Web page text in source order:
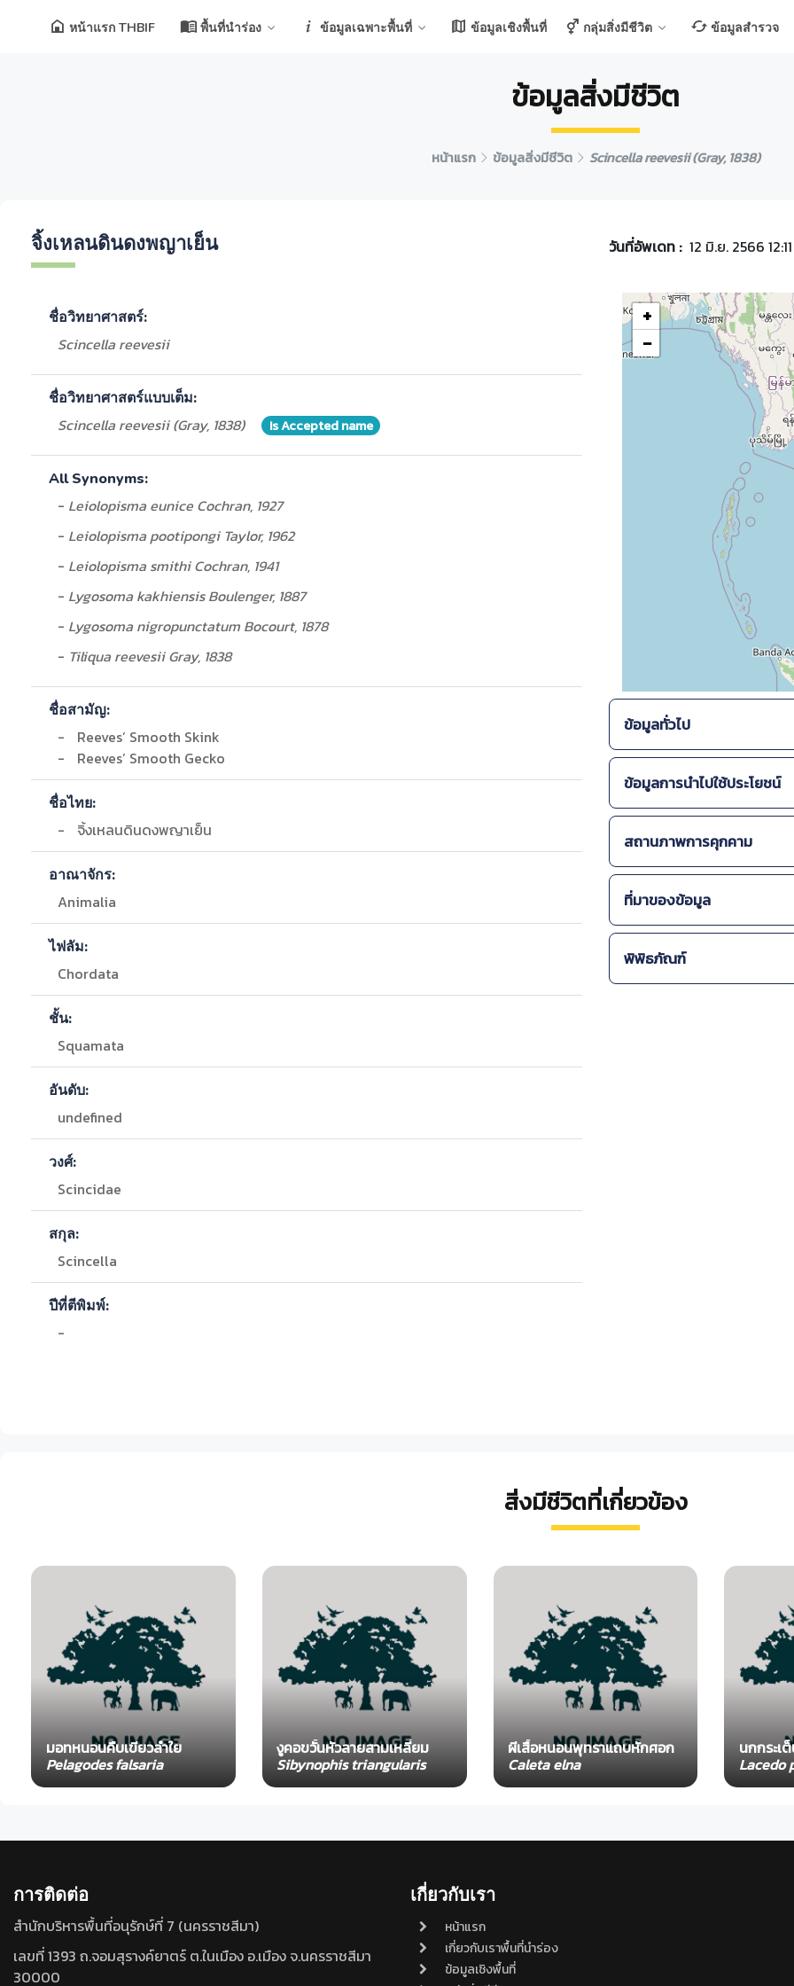
หน้าแรก THBIF พื้นที่นำร่อง ข้อมูลเฉพาะพื้นที่ ข้อมูลเชิงพื้นที่ กลุ่มสิ่งมีชีวิต ข้อมูลสำรวจ
ข้อมูลสิ่งมีชีวิต
หน้าแรก ข้อมูลสิ่งมีชีวิต Scincella reevesii (Gray, 1838)
จิ้งเหลนดินดงพญาเย็น
ชื่อวิทยาศาสตร์:
Scincella reevesii
ชื่อวิทยาศาสตร์แบบเต็ม:
Scincella reevesii (Gray, 1838) Is Accepted name
All Synonyms:
- Leiolopisma eunice Cochran, 1927
- Leiolopisma pootipongi Taylor, 1962
- Leiolopisma smithi Cochran, 1941
- Lygosoma kakhiensis Boulenger, 1887
- Lygosoma nigropunctatum Bocourt, 1878
- Tiliqua reevesii Gray, 1838
ชื่อสามัญ:
-
Reeves’ Smooth Skink
-
Reeves’ Smooth Gecko
ชื่อไทย:
- จิ้งเหลนดินดงพญาเย็น
อาณาจักร:
Animalia
ไฟลัม:
Chordata
ชั้น:
Squamata
อันดับ:
undefined
วงศ์:
Scincidae
สกุล:
Scincella
ปีที่ตีพิมพ์:
-
วันที่อัพเดท : 12 มิ.ย. 2566
+
−
ข้อมูลทั่วไป
ลักษณะทางสัณฐานวิทยา :
สัตว์เลื้อยคลาน
ระบบนิเวศ :
- พบอาศัยในป่าดิบแล้ง
การกระจายพันธุ์ :
- พบในจังหวัดเชียงใหม่
อุทัยธานี กาญจนบุรี ราชบุรี
แหล่งที่พบภายในประเทศ :
ข้อมูลการนำไปใช้ประโยชน์
สถานภาพการคุกคาม
ที่มาของข้อมูล
สํานักงานนโยบายและแ
พิพิธภัณฑ์
สิ่งมีชีวิตที่เกี่ยวข้อง
มอทหนอนคืบเขียวลำใย
Pelagodes falsaria
งูคอขวั้นหัวลายสามเหลี่ยม
Sibynophis triangularis
ผีเสื้อหนอนพุทราแถบหักศอก
Caleta elna
นกกระเ
Lacedo
การติดต่อ
สำนักบริหารพื้นที่อนุรักษ์ที่ 7 (นครราชสีมา)
เลขที่ 1393 ถ.จอมสุรางค์ยาตร์ ต.ในเมือง อ.เมือง จ.นครราชสีมา
30000
เกี่ยวกับเรา
หน้าแรก
เกี่ยวกับเราพื้นที่นำร่อง
ข้อมูลเชิงพื้นที่